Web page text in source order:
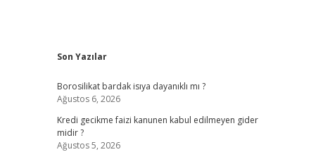
Sidebar
Son Yazılar
Borosilikat bardak isıya dayanıklı mı ?
Ağustos 6, 2026
Kredi gecikme faizi kanunen kabul edilmeyen gider
midir ?
Ağustos 5, 2026